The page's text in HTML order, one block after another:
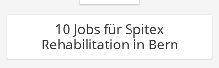
10 Jobs für Spitex
Rehabilitation in Bern